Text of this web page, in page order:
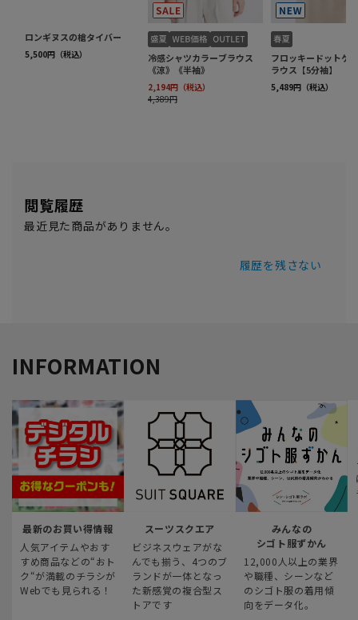
閲覧履歴
最近見た商品がありません。
履歴を残さない
INFORMATION
最新のお買い得情報
人気アイテムやおす
すめ商品などの“おト
ク“が満載のチラシが
Webでも見られる！
スーツスクエア
ビジネスウェアがな
んでも揃う、4つのブ
ランドが一体となっ
た新感覚の複合型ス
トアです
みんなの
シゴト服ずかん
12,000人以上の業界
や職種、シーンなど
のシゴト服の着用傾
向をデータ化。